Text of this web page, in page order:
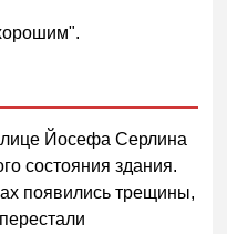
Йосефа Серлина
состояния здания.
появились трещины,